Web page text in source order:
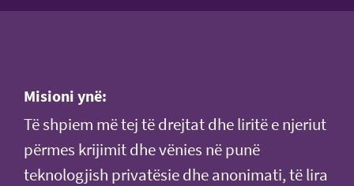
Misioni ynë:
Të shpiem më tej të drejtat dhe liritë e njeriut
përmes krijimit dhe vënies në punë
teknologjish privatësie dhe anonimati, të lira